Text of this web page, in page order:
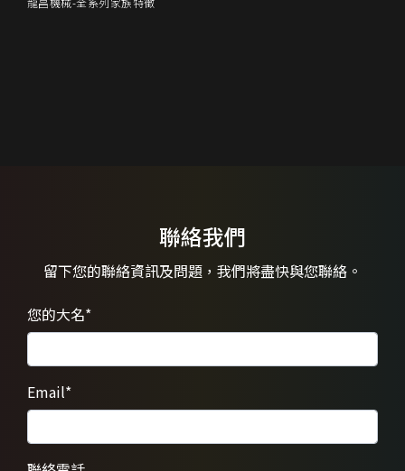
聯絡我們
留下您的聯絡資訊及問題， 我們將盡快與您聯絡。
您的大名*
Email*